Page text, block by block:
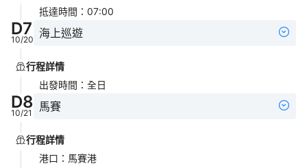
抵達時間 ： 07:00
D7
10/20 海上巡遊
行程詳情
出發時間 ： 全日
D8
10/21 馬賽
行程詳情
港口 ： 馬賽港